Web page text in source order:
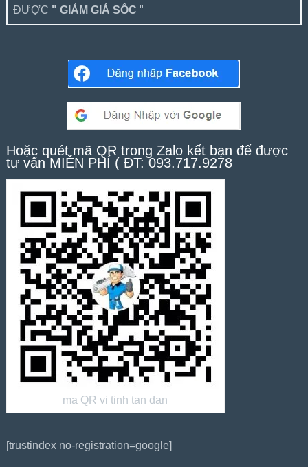
ĐƯỢC " GIẢM GIÁ SỐC "
Hoặc quét mã QR trong Zalo kết bạn để được
tư vấn MIỄN PHÍ ( ĐT: 093.717.9278
ma QR vi tinh tan dan
[trustindex no-registration=google]